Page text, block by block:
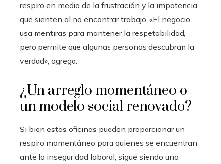
respiro en medio de la frustración y la impotencia
que sienten al no encontrar trabajo. «El negocio
usa mentiras para mantener la respetabilidad,
pero permite que algunas personas descubran la
verdad», agrega.
¿Un arreglo momentáneo o
un modelo social renovado?
Si bien estas oficinas pueden proporcionar un
respiro momentáneo para quienes se encuentran
ante la inseguridad laboral, sigue siendo una